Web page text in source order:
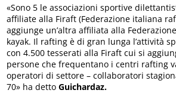
«Sono 5 le associazioni sportive
affiliate alla Firaft (Federazione italiana
aggiunge un’altra affiliata alla
kayak. Il rafting è di gran lunga l’attività
con 4.500 tesserati alla Firaft cui si
persone che frequentano i centri rafting
operatori di settore – collaboratori
70» ha dettoGuichardaz.